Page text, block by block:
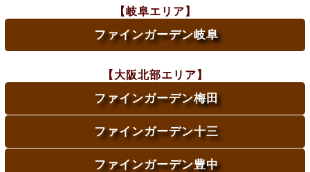
【岐阜エリア】
ファインガーデン岐阜
【大阪北部エリア】
ファインガーデン梅田
ファインガーデン十三
ファインガーデン豊中